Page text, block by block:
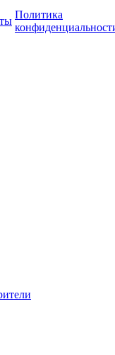
Политика